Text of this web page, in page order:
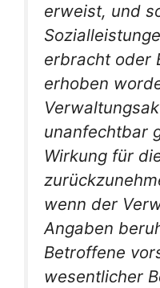
erweist, und
erbracht oder
erhoben
unanfechtbar
Wirkung für
wenn der
Angaben
Betroffene
wesentlicher